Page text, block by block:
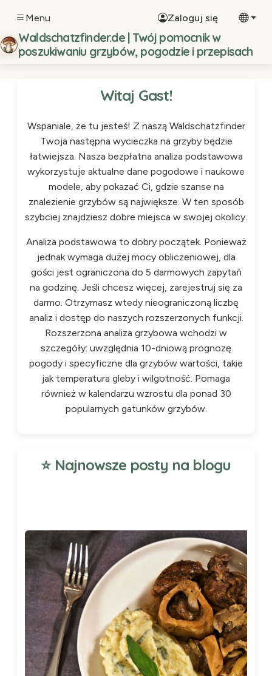
Menu Zaloguj się
Waldschatzfinder.de | Twój pomocnik w
poszukiwaniu grzybów, pogodzie i przepisach
Witaj Gast!
Wspaniale, że tu jesteś! Z naszą Waldschatzfinder
Twoja następna wycieczka na grzyby będzie
łatwiejsza. Nasza bezpłatna analiza podstawowa
wykorzystuje aktualne dane pogodowe i naukowe
modele, aby pokazać Ci, gdzie szanse na
znalezienie grzybów są największe. W ten sposób
szybciej znajdziesz dobre miejsca w swojej okolicy.
Analiza podstawowa to dobry początek. Ponieważ
jednak wymaga dużej mocy obliczeniowej, dla
gości jest ograniczona do 5 darmowych zapytań
na godzinę. Jeśli chcesz więcej, zarejestruj się za
darmo. Otrzymasz wtedy nieograniczoną liczbę
analiz i dostęp do naszych rozszerzonych funkcji.
Rozszerzona analiza grzybowa wchodzi w
szczegóły: uwzględnia 10-dniową prognozę
pogody i specyficzne dla grzybów wartości, takie
jak temperatura gleby i wilgotność. Pomaga
również w kalendarzu wzrostu dla ponad 30
popularnych gatunków grzybów.
⭐ Najnowsze posty na blogu